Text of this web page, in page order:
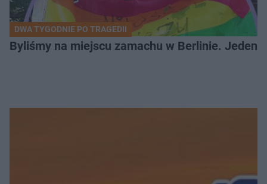
DWA TYGODNIE PO TRAGEDII
Byliśmy na miejscu zamachu w Berlinie. Jeden